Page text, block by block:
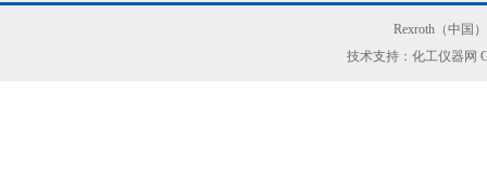
Rexroth（中国
技术支持：化工仪器网